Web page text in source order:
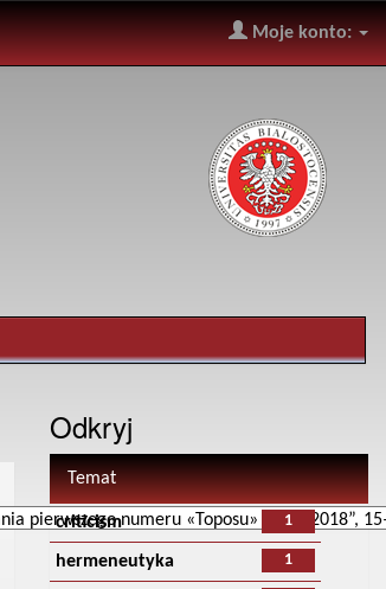
Moje konto:
Odkryj
Temat
1
criticism
1
hermeneutyka